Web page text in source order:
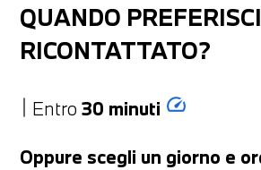
QUANDO
RICONTATTATO?
Entro 30 minuti speed
Oppure scegli un giorno e